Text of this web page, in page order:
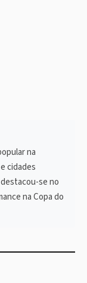
na
cidades
se no
na Copa do